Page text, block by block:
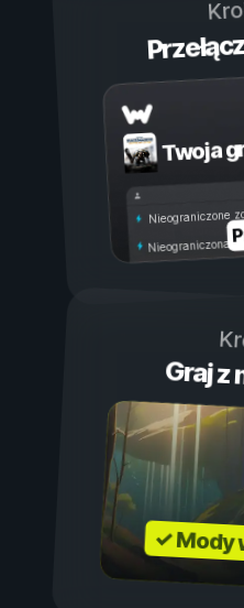
Twoja
Nieograniczone
Nieograniczona
Graj z
✓ Mody